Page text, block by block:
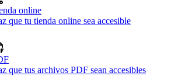
online
que tu tienda online sea accesible
que tus archivos PDF sean accesibles